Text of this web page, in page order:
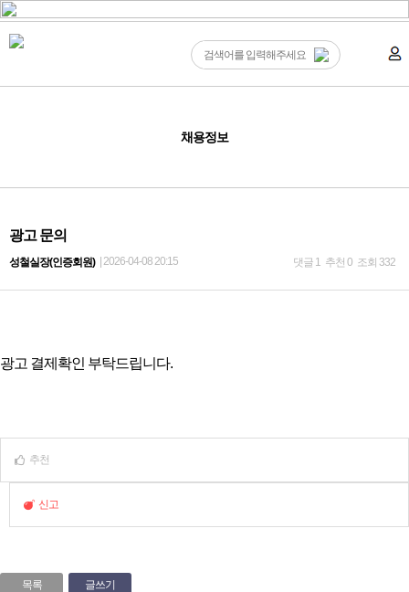
채용정보
광고 문의
성철실장(인증회원) | 2026-04-08 20:15 댓글 1 추천 0 조회 332
광고 결제확인 부탁드립니다.
추천
신고
목록 글쓰기